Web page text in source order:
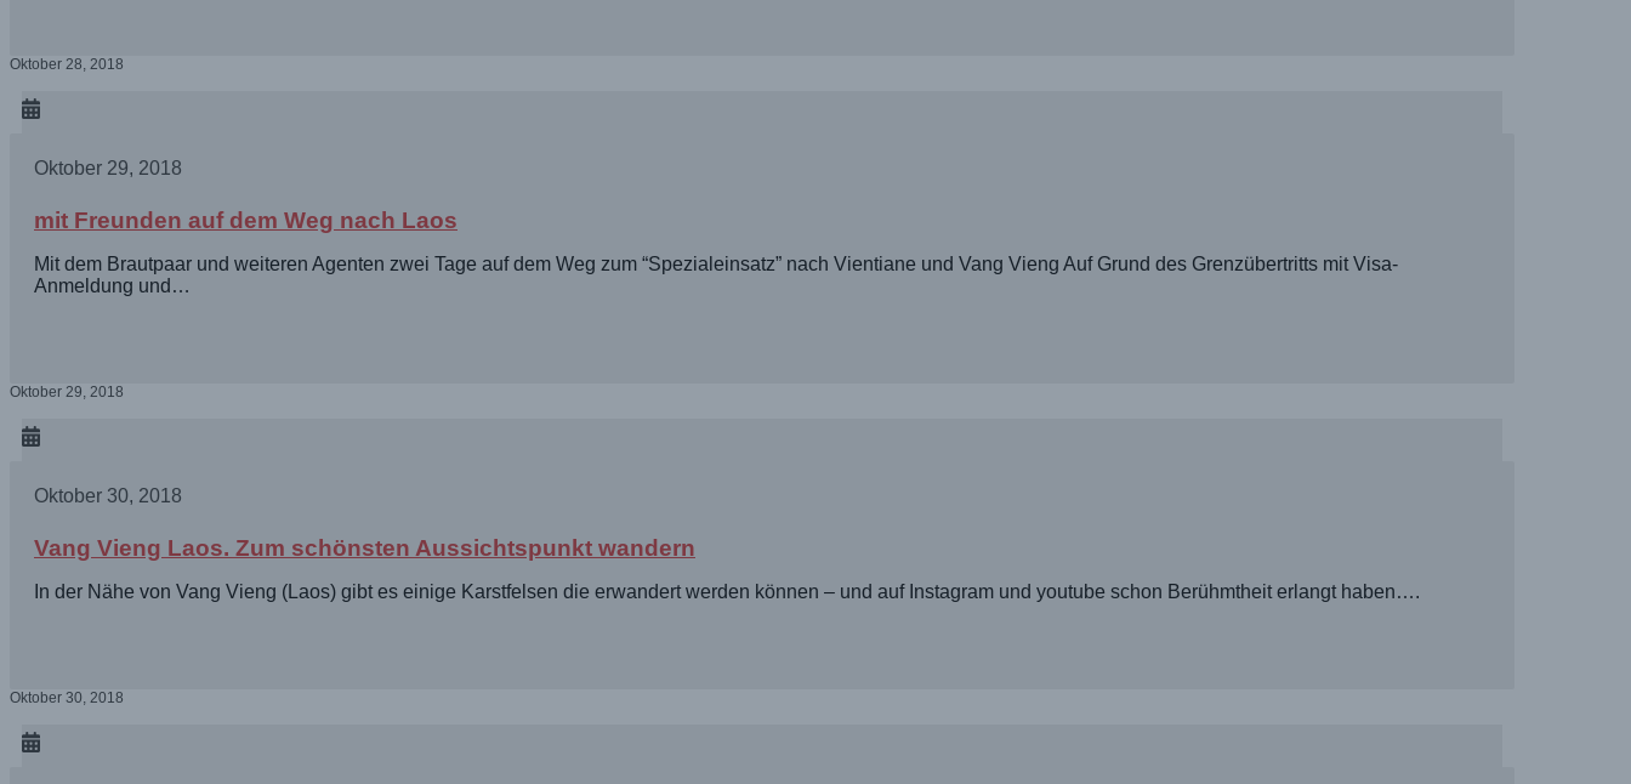
Oktober 28, 2018
Oktober 29, 2018
mit Freunden auf dem Weg nach Laos
Mit dem Brautpaar und weiteren Agenten zwei Tage auf dem Weg zum “Spezialeinsatz” nach Vientiane und Vang Vieng Auf Grund des Grenzübertritts mit Visa-
Anmeldung und…
Oktober 29, 2018
Oktober 30, 2018
Vang Vieng Laos. Zum schönsten Aussichtspunkt wandern
In der Nähe von Vang Vieng (Laos) gibt es einige Karstfelsen die erwandert werden können – und auf Instagram und youtube schon Berühmtheit erlangt haben….
Oktober 30, 2018